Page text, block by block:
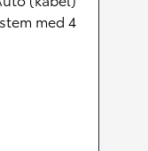
med 4